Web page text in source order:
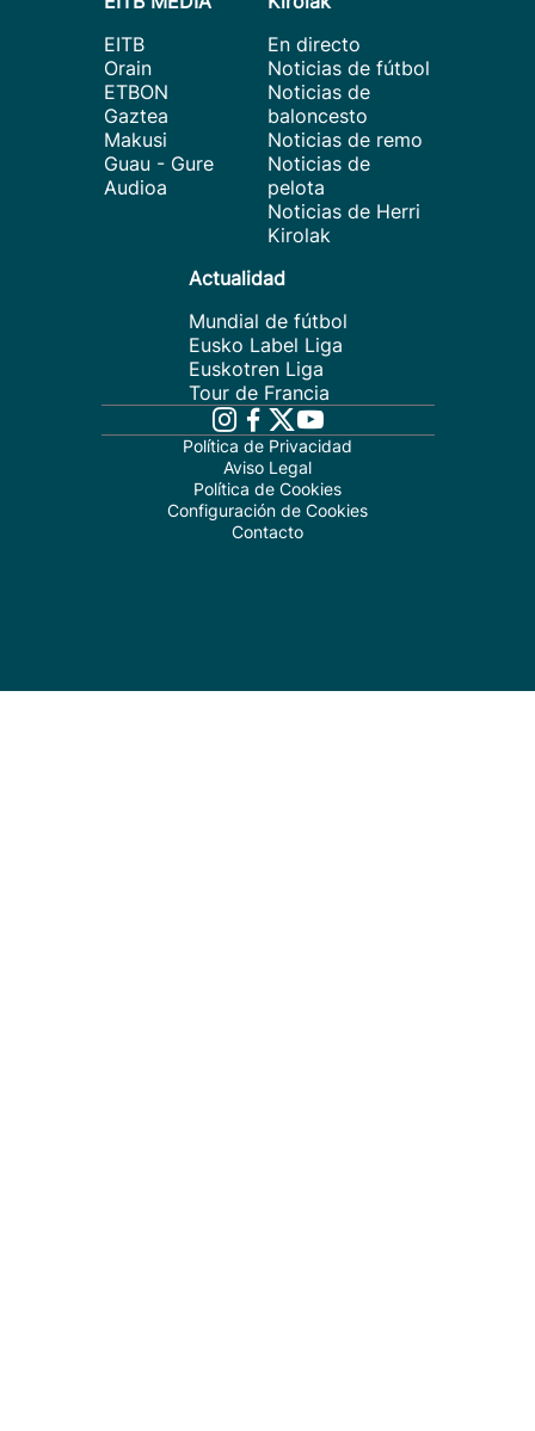
EITB
Orain
ETBON
Gaztea
Makusi
Guau - Gure
Audioa
En directo
Noticias de fútbol
Noticias de
baloncesto
Noticias de remo
Noticias de
pelota
Noticias de Herri
Kirolak
Actualidad
Mundial de fútbol
Eusko Label Liga
Euskotren Liga
Tour de Francia
Política de Privacidad
Aviso Legal
Política de Cookies
Configuración de Cookies
Contacto